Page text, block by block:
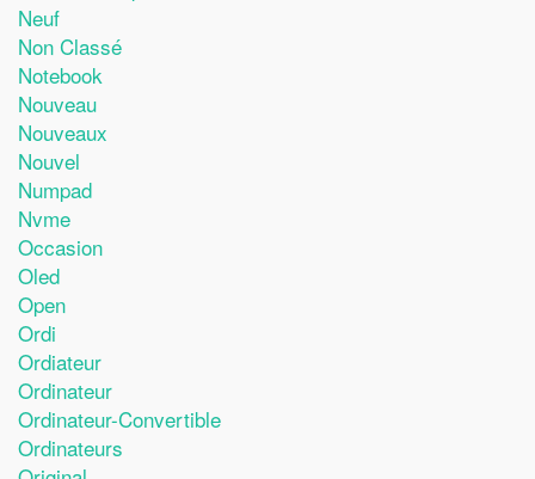
Neuf
Non Classé
Notebook
Nouveau
Nouveaux
Nouvel
Numpad
Nvme
Occasion
Oled
Open
Ordi
Ordiateur
Ordinateur
Ordinateur-Convertible
Ordinateurs